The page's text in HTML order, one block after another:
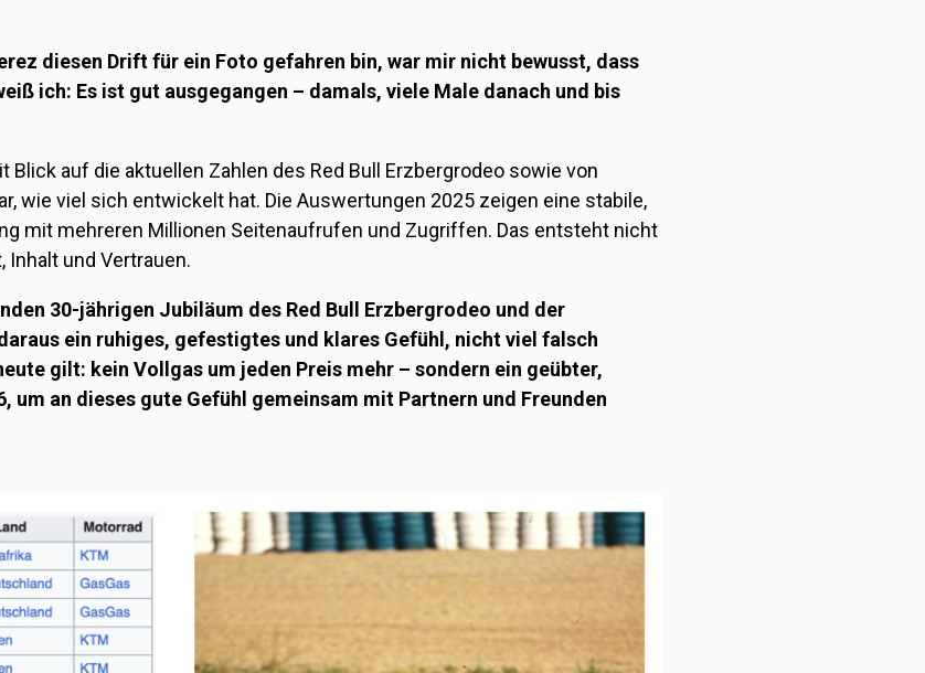
diesen Drift für ein Foto gefahren bin, war mir nicht bewusst, dass
ich: Es ist gut ausgegangen – damals, viele Male danach und bis
Blick auf die aktuellen Zahlen des Red Bull Erzbergrodeo sowie von
wie viel sich entwickelt hat. Die Auswertungen 2025 zeigen eine stabile,
mit mehreren Millionen Seitenaufrufen und Zugriffen. Das entsteht nicht
Inhalt und Vertrauen.
30-jährigen Jubiläum des Red Bull Erzbergrodeo und der
ein ruhiges, gefestigtes und klares Gefühl, nicht viel falsch
gilt: kein Vollgas um jeden Preis mehr – sondern ein geübter,
um an dieses gute Gefühl gemeinsam mit Partnern und Freunden